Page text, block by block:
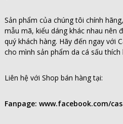
Sản phẩm của chúng tôi chính
mẫu mã, kiểu dáng khác nhau nên
quý khách hàng. Hãy đến ngay với
cho mình sản phẩm da cá sấu thích
Liên hệ với Shop bán hàng tại:
Fanpage: www.facebook.com/